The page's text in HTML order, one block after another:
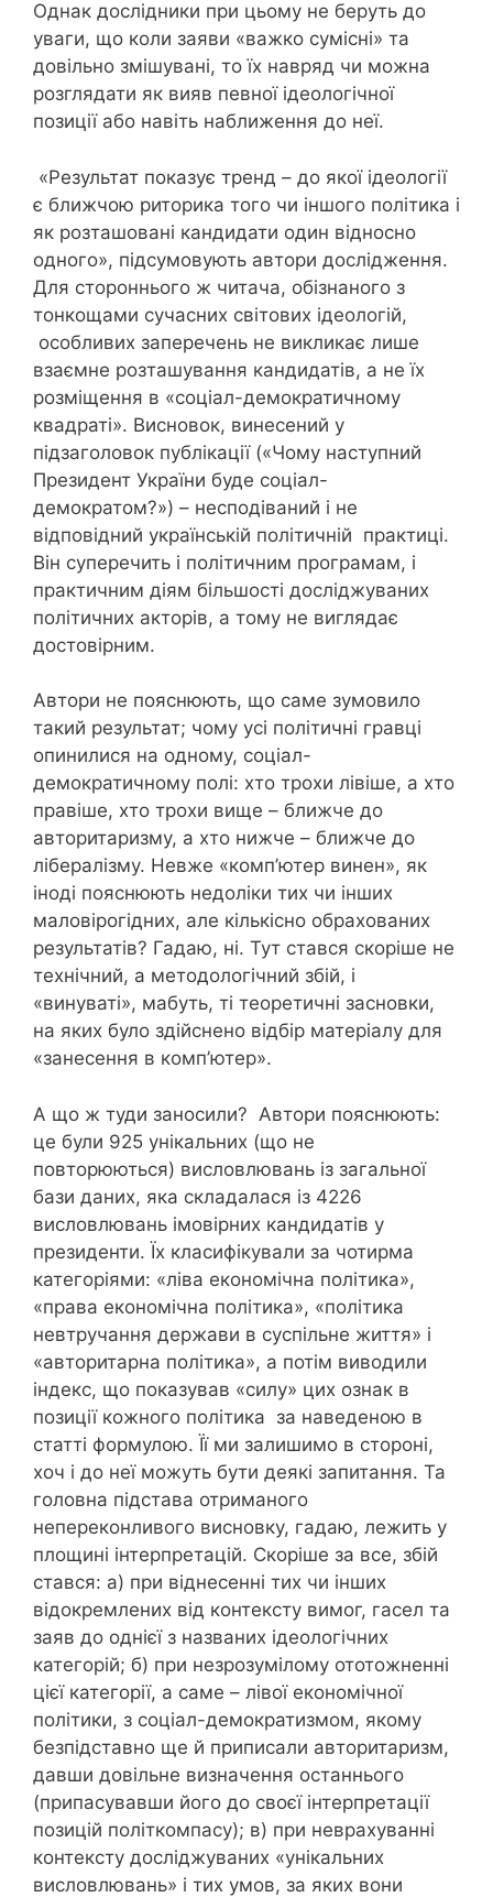
Однак дослідники при цьому не беруть до
уваги, що коли заяви «важко сумісні» та
довільно змішувані, то їх навряд чи можна
розглядати як вияв певної ідеологічної
позиції або навіть наближення до неї.
«Результат показує тренд – до якої ідеології
є ближчою риторика того чи іншого політика і
як розташовані кандидати один відносно
одного», підсумовують автори дослідження.
Для стороннього ж читача, обізнаного з
тонкощами сучасних світових ідеологій,
особливих заперечень не викликає лише
взаємне розташування кандидатів, а не їх
розміщення в «соціал-демократичному
квадраті». Висновок, винесений у
підзаголовок публікації («Чому наступний
Президент України буде соціал-
демократом?») – несподіваний і не
відповідний українській політичній практиці.
Він суперечить і політичним програмам, і
практичним діям більшості досліджуваних
політичних акторів, а тому не виглядає
достовірним.
Автори не пояснюють, що саме зумовило
такий результат; чому усі політичні гравці
опинилися на одному, соціал-
демократичному полі: хто трохи лівіше, а хто
правіше, хто трохи вище – ближче до
авторитаризму, а хто нижче – ближче до
лібералізму. Невже «комп’ютер винен», як
іноді пояснюють недоліки тих чи інших
маловірогідних, але кількісно обрахованих
результатів? Гадаю, ні. Тут стався скоріше не
технічний, а методологічний збій, і
«винуваті», мабуть, ті теоретичні засновки,
на яких було здійснено відбір матеріалу для
«занесення в комп’ютер».
А що ж туди заносили? Автори пояснюють:
це були 925 унікальних (що не
повторюються) висловлювань із загальної
бази даних, яка складалася із 4226
висловлювань імовірних кандидатів у
президенти. Їх класифікували за чотирма
категоріями: «ліва економічна політика»,
«права економічна політика», «політика
невтручання держави в суспільне життя» і
«авторитарна політика», а потім виводили
індекс, що показував «силу» цих ознак в
позиції кожного політика за наведеною в
статті формулою. Її ми залишимо в стороні,
хоч і до неї можуть бути деякі запитання. Та
головна підстава отриманого
непереконливого висновку, гадаю, лежить у
площині інтерпретацій. Скоріше за все, збій
стався: а) при віднесенні тих чи інших
відокремлених від контексту вимог, гасел та
заяв до однієї з названих ідеологічних
категорій; б) при незрозумілому ототожненні
цієї категорії, а саме – лівої економічної
політики, з соціал-демократизмом, якому
безпідставно ще й приписали авторитаризм,
давши довільне визначення останнього
(припасувавши його до своєї інтерпретації
позицій політкомпасу); в) при неврахуванні
контексту досліджуваних «унікальних
висловлювань» і тих умов, за яких вони